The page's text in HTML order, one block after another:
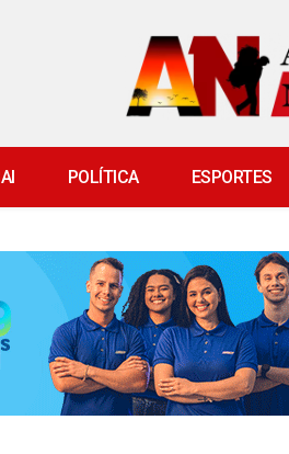
POLÍTICA ESPORTES